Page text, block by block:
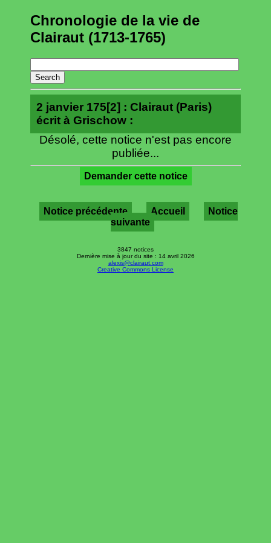
Chronologie de la vie de
Clairaut (1713-1765)
2 janvier 175[2] : Clairaut (Paris)
écrit à Grischow :
Désolé, cette notice n'est pas encore
publiée...
Demander cette notice
Notice précédente Accueil
Notice
suivante
3847 notices
Dernière mise à jour du site : 14 avril 2026
alexis@clairaut.com
Creative Commons License